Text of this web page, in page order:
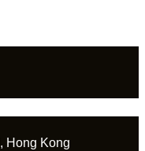
Hong Kong